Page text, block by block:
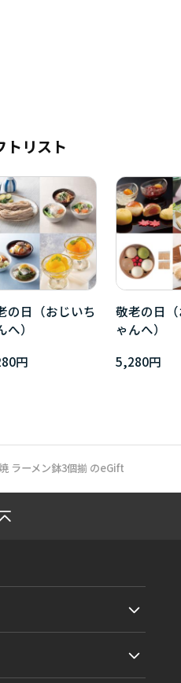
トリスト
の日（おじいち
へ）
円
敬老の日
ゃんへ）
5,280円
ラーメン鉢3個揃 のeGift